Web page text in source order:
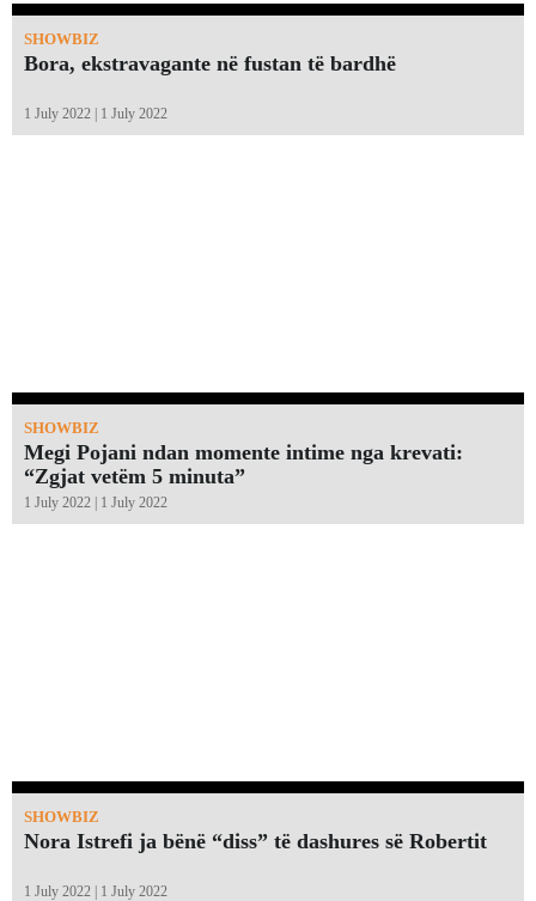
SHOWBIZ
Bora, ekstravagante në fustan të bardhë
1 July 2022 | 1 July 2022
SHOWBIZ
Megi Pojani ndan momente intime nga krevati:
“Zgjat vetëm 5 minuta”￼
1 July 2022 | 1 July 2022
SHOWBIZ
Nora Istrefi ja bënë “diss” të dashures së Robertit
1 July 2022 | 1 July 2022